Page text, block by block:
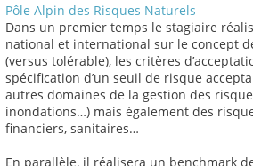
Pôle Alpin des Risques Naturels
Dans un premier temps le stagiaire
national et international sur le concept
(versus tolérable), les critères
spécification d’un seuil de risque
autres domaines de la gestion des
inondations…) mais également des
financiers, sanitaires…
En parallèle, il réalisera un benchmark